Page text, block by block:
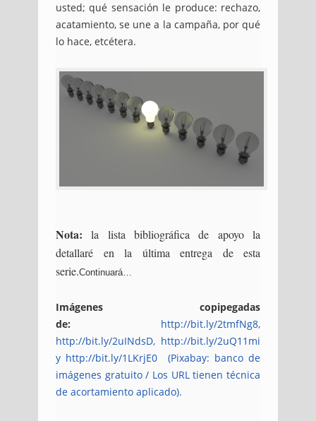
usted; qué sensación le produce: rechazo,
acatamiento, se une a la campaña, por qué
lo hace, etcétera.
Nota: la lista bibliográfica de apoyo la
detallaré en la última entrega de esta
serie.Continuará…
Imágenes copipegadas
de:
http://bit.ly/2tmfNg8,
http://bit.ly/2uINdsD, http://bit.ly/2uQ11mi
y http://bit.ly/1LKrjE0 (Pixabay: banco de
imágenes gratuito / Los URL tienen técnica
de acortamiento aplicado).